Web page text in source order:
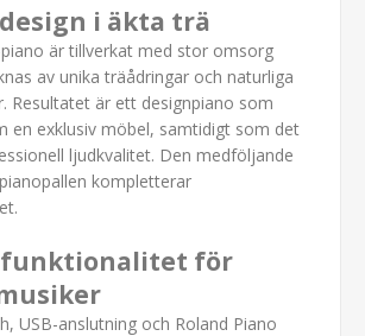
i äkta trä
piano är tillverkat med stor omsorg
av unika träådringar och naturliga
Resultatet är ett designpiano som
en exklusiv möbel, samtidigt som det
ljudkvalitet. Den medföljande
kompletterar
funktionalitet för
USB-anslutning och Roland Piano